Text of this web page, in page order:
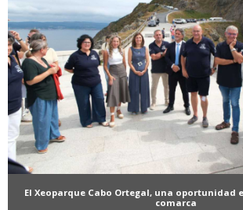
El Xeoparque Cabo Ortegal, una oportunidad
comarca